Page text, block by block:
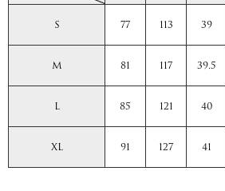
S 77 113 39
M 81 117 39.5
L 85 121 40
XL 91 127 41